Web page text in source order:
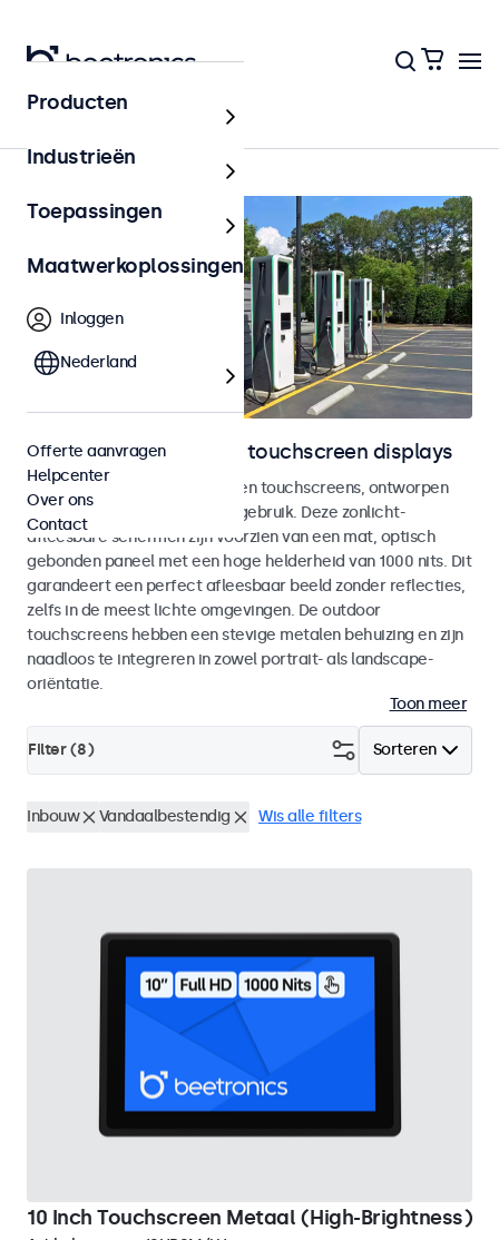
Home
Outdoor monitoren en touchscreen displays
Weersbestendige monitoren en touchscreens, ontworpen
voor zowel binnen- als buitengebruik. Deze zonlicht-
afleesbare schermen zijn voorzien van een mat, optisch
gebonden paneel met een hoge helderheid van 1000 nits. Dit
garandeert een perfect afleesbaar beeld zonder reflecties,
zelfs in de meest lichte omgevingen. De outdoor
touchscreens hebben een stevige metalen behuizing en zijn
naadloos te integreren in zowel portrait- als landscape-
oriëntatie.
Toon meer
Sorteren
Filter (8)
Inbouw Vandaalbestendig Wis alle filters
10 Inch Touchscreen Metaal (High-Brightness)
Producten
Industrieën
Toepassingen
Maatwerkoplossingen
Inloggen
Nederland
Offerte aanvragen
Helpcenter
Over ons
Contact